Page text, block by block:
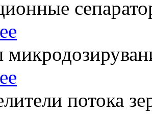
потока